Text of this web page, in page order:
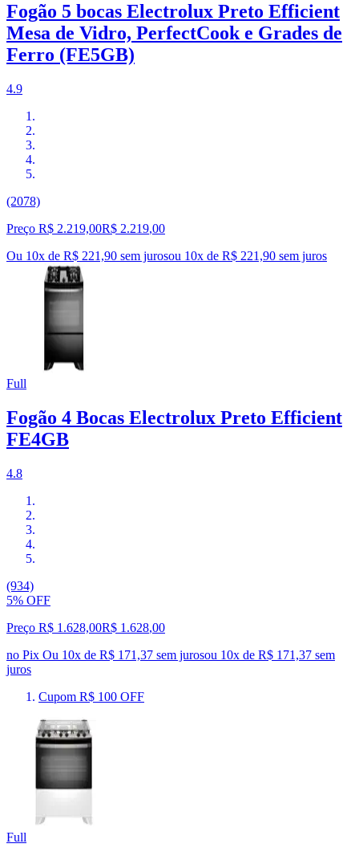
Fogão 5 bocas Electrolux Preto Efficient
Mesa de Vidro, PerfectCook e Grades de
Ferro (FE5GB)
4.9
(2078)
Preço R$ 2.219,00R$ 2.219,00
Ou 10x de R$ 221,90 sem jurosou 10x de R$ 221,90 sem juros
Full
Fogão 4 Bocas Electrolux Preto Efficient
FE4GB
4.8
(934)
5% OFF
Preço R$ 1.628,00R$ 1.628,00
no Pix Ou 10x de R$ 171,37 sem jurosou 10x de R$ 171,37 sem
juros
Cupom R$ 100 OFF
Full